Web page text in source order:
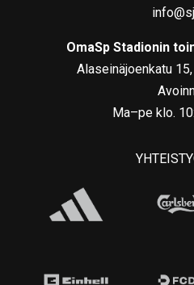
OmaSp Stadionin
Alaseinäjoenkatu
Ma–pe klo.